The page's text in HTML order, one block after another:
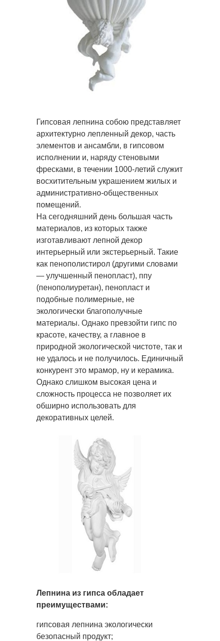
Гипсовая лепнина собою представляет
архитектурно лепленный декор, часть
элементов и ансамбли, в гипсовом
исполнении и, наряду стеновыми
фресками, в течении 1000-летий служит
восхитительным украшением жилых и
административно-общественных
помещений.
На сегодняшний день большая часть
материалов, из которых также
изготавливают лепной декор
интерьерный или экстерьерный. Такие
как пенополистирол (другими словами
— улучшенный пенопласт), ппу
(пенополиуретан), пенопласт и
подобные полимерные, не
экологически благополучные
материалы. Однако превзойти гипс по
красоте, качеству, а главное в
природной экологической чистоте, так и
не удалось и не получилось. Единичный
конкурент это мрамор, ну и керамика.
Однако слишком высокая цена и
сложность процесса не позволяет их
обширно использовать для
декоративных целей.
Лепнина из гипса обладает
преимуществами:
гипсовая лепнина экологически
безопасный продукт;